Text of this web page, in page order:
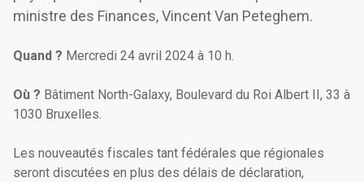
ministre des Finances, Vincent Van Peteghem.
Quand ? Mercredi 24 avril 2024 à 10 h.
Où ? Bâtiment North-Galaxy, Boulevard du Roi Albert II, 33 à
1030 Bruxelles.
Les nouveautés fiscales tant fédérales que régionales
seront discutées en plus des délais de déclaration,